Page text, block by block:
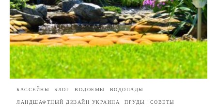
БАССЕЙНЫ БЛОГ ВОДОЕМЫ ВОДОПАДЫ
ЛАНДШАФТНЫЙ ДИЗАЙН УКРАИНА ПРУДЫ СОВЕТЫ